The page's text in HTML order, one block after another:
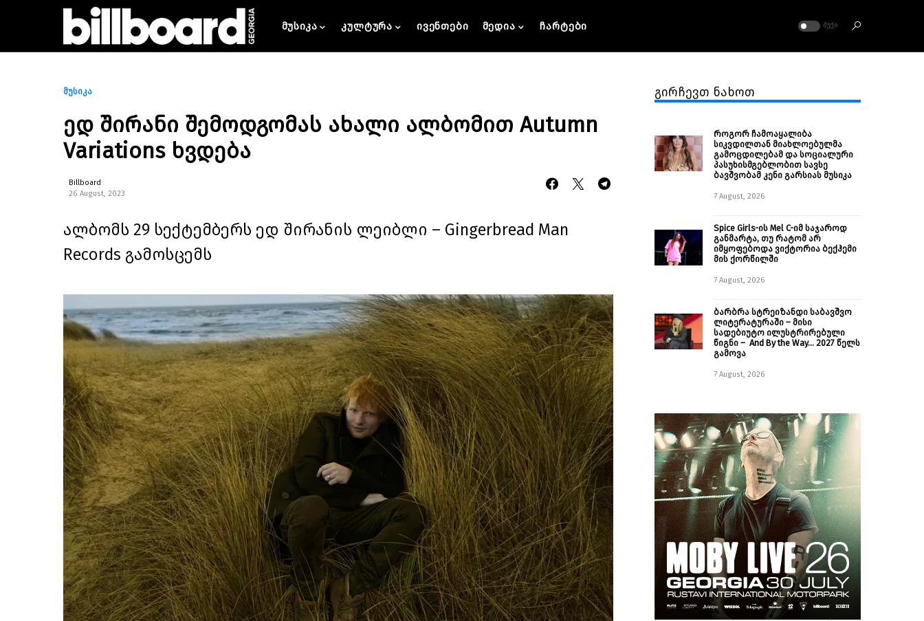
მუსიკა კულტურა ივენთები მედია ჩარტები ᲛᲣᲥᲘ
მუსიკა
ედ შირანი შემოდგომას ახალი ალბომით Autumn
Variations ხვდება
Billboard
26 August, 2023
ალბომს 29 სექტემბერს ედ შირანის ლეიბლი – Gingerbread Man
Records გამოსცემს
გირჩევთ ნახოთ
როგორ ჩამოაყალიბა
სიკვდილთან მიახლოებულმა
გამოცდილებამ და სოციალური
პასუხისმგებლობით სავსე
ბავშვობამ კენი გარსიას მუსიკა
7 August, 2026
Spice Girls-ის Mel C-იმ საჯაროდ
განმარტა, თუ რატომ არ
იმყოფებოდა ვიქტორია ბექჰემი
მის ქორწილში
7 August, 2026
ბარბრა სტრეიზანდი საბავშვო
ლიტერატურაში – მისი
სადებიუტო ილუსტრირებული
წიგნი – And By the Way… 2027 წელს
გამოვა
7 August, 2026